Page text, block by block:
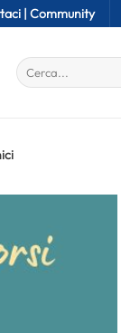
| Community